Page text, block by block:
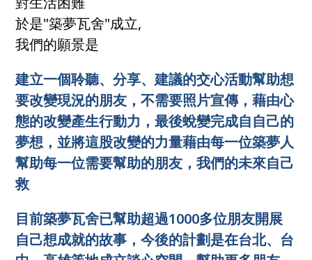
於是"築夢瓦舍"成立,
我們的願景是
建立一個聆聽、分享、建議的交心活動幫助想
要改變現況的朋友，不需要照片宣傳，藉由心
態的改變產生行動力，最後蛻變完成自自己的
夢想，並將這股改變的力量藉由每一位築夢人
幫助每一位需要幫助的朋友，我們的未來自己
救
目前築夢瓦舍已幫助超過1000多位朋友開展
自己想成就的故事，今後的計劃是在台北、台